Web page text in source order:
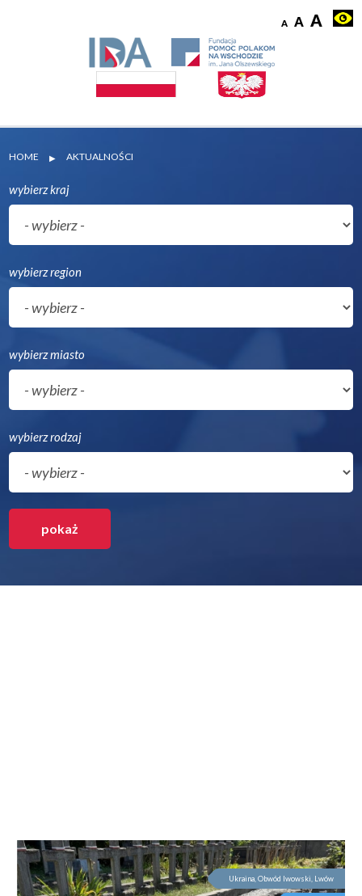
HOME ▶ AKTUALNOŚCI
wybierz kraj
wybierz region
wybierz miasto
wybierz rodzaj
Ukraina, Obwód lwowski, Lwów